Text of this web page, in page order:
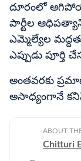
దూరంలో
పార్టీల
ఎమ్మెల్యేల
ఎప్పుడు పూర్తి
అంతవరకు
అసాధ్యంగానే
ABOUT
Chitturi